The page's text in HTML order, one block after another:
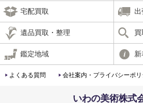
宅配買取 出
遺品買取・整理
鑑定地域
よくある質問 会社案内・プライバシーポリ
いわの美術株式